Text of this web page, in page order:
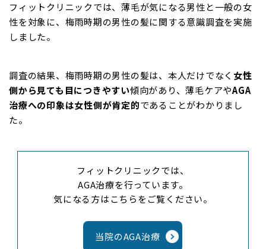
フィットクリニックでは、薄毛が気になる男性と一般の女
性を対象に、梅雨時期の男性の髪に関する意識調査を実施
しました。
調査の結果、梅雨時期の男性の髪は、本人だけでなく 女性
側から見ても目につきやすい傾向があり、薄毛ケアやAGA
治療への印象は女性側が肯定的であることがわかりまし
た。
フィットクリニックでは、
AGA治療を行っています。
気になる方はこちらをご覧ください。
当院のAGA治療